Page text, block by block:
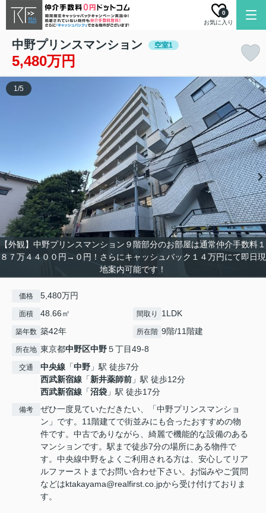
お気に入り
0
中野プリンスマンション 空室1
5,480万円
【外観】中野プリンスマンション９階部分のお部屋は通常仲介手数料１
８７万４４００円→０円！さらにキャッシュバック１４万円にて即日現
地案内可能です！
1/5
価格 5,480万円
面積 48.66㎡ 間取り 1LDK
築年数 築42年 所在階 9階/11階建
所在地 東京都中野区中野５丁目49-8
交通 中央線 「中野 」駅 徒歩7分
西武新宿線 「新井薬師前 」駅 徒歩12分
西武新宿線 「沼袋 」駅 徒歩17分
備考
ぜひ一度見ていただきたい、「中野プリンスマンショ
ン」です。11階建てで街並みにも合ったおすすめの物
件です。中古でありながら、綺麗で機能的な設備のある
マンションです。駅まで徒歩7分の場所にある物件で
す。中央線中野をよくご利用される方は、安心してリア
ルファーストまでお問い合わせ下さい。お悩みやご質問
などはktakayama@realfirst.co.jpから受け付けておりま
す。